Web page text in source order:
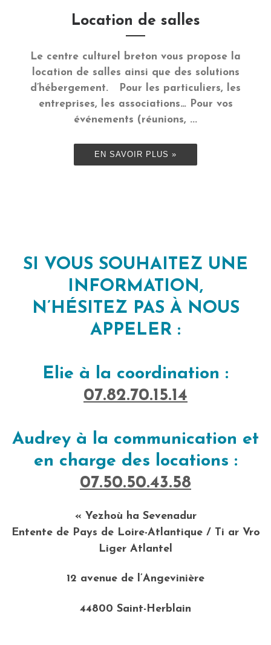
Location de salles
Le centre culturel breton vous propose la
location de salles ainsi que des solutions
d’hébergement. Pour les particuliers, les
entreprises, les associations… Pour vos
événements (réunions, ...
EN SAVOIR PLUS »
SI VOUS SOUHAITEZ UNE
INFORMATION,
N’HÉSITEZ PAS À NOUS
APPELER :
Elie à la coordination :
07.82.70.15.14
Audrey à la communication et
en charge des locations :
07.50.50.43.58
« Yezhoù ha Sevenadur
Entente de Pays de Loire-Atlantique / Ti ar Vro
Liger Atlantel
12 avenue de l’Angevinière
44800 Saint-Herblain